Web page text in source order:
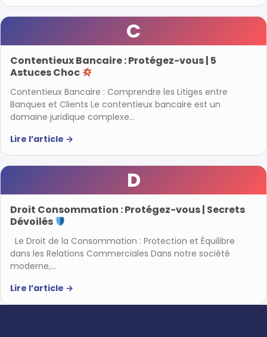
C
Contentieux Bancaire : Protégez-vous | 5
Astuces Choc
Contentieux Bancaire : Comprendre les Litiges entre
Banques et Clients Le contentieux bancaire est un
domaine juridique complexe…
Lire l’article →
D
Droit Consommation : Protégez-vous | Secrets
Dévoilés
Le Droit de la Consommation : Protection et Équilibre
dans les Relations Commerciales Dans notre société
moderne,…
Lire l’article →